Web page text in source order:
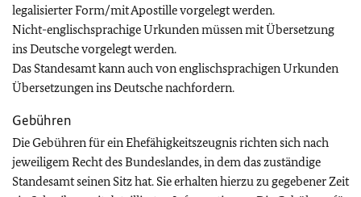
legalisierter Form/mit Apostille vorgelegt werden.
Nicht-englischsprachige Urkunden müssen mit Übersetzung
ins Deutsche vorgelegt werden.
Das Standesamt kann auch von englischsprachigen Urkunden
Übersetzungen ins Deutsche nachfordern.
Gebühren
Die Gebühren für ein Ehefähigkeitszeugnis richten sich nach
jeweiligem Recht des Bundeslandes, in dem das zuständige
Standesamt seinen Sitz hat. Sie erhalten hierzu zu gegebener Zeit